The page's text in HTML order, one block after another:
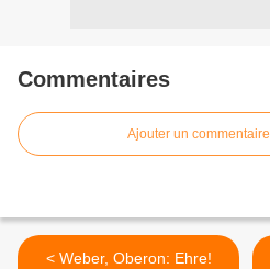
Commentaires
Ajouter un commentaire
< Weber, Oberon: Ehre!